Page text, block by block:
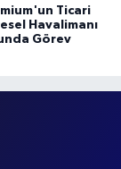
Ticari
Havalimanı
Görev